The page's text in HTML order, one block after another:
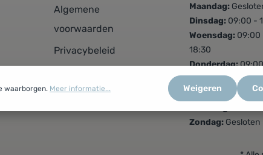
Algemene
voorwaarden
Privacybeleid
Maandag:
Dinsdag: 09:00 -
Woensdag: 09:00
18:30
Donderdag:09:00
18:30
Vrijdag: 09:00 -
Zondag: Gesloten
waarborgen. Meer informatie... Weigeren